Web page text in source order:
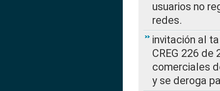
usuarios no
redes.
invitación al
CREG 226
comerciales
y se deroga